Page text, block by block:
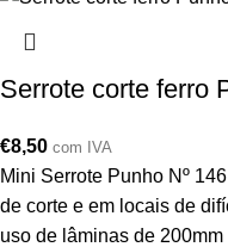
Serrote corte ferro
€8,50 com IVA
Mini Serrote Punho Nº
de corte e em locais de
uso de lâminas de